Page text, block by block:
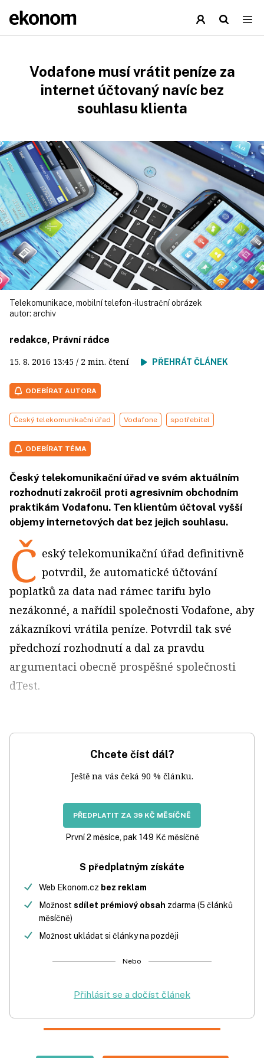
Vodafone musí vrátit peníze za
internet účtovaný navíc bez
souhlasu klienta
Telekomunikace, mobilní telefon - ilustrační obrázek
autor: archiv
redakce, Právní rádce
15. 8. 2016 13:45 / 2 min. čtení PŘEHRÁT ČLÁNEK
ODEBÍRAT AUTORA
Český telekomunikační úřad Vodafone spotřebitel
ODEBÍRAT TÉMA
Český telekomunikační úřad ve svém aktuálním
rozhodnutí zakročil proti agresivním obchodním
praktikám Vodafonu. Ten klientům účtoval vyšší
objemy internetových dat bez jejich souhlasu.
Č eský telekomunikační úřad definitivně
potvrdil, že automatické účtování
poplatků za data nad rámec tarifu bylo
nezákonné, a nařídil společnosti Vodafone, aby
zákazníkovi vrátila peníze. Potvrdil tak své
předchozí rozhodnutí a dal za pravdu
argumentaci obecně prospěšné společnosti
dTest.
Chcete číst dál?
Ještě na vás čeká 90 % článku.
PŘEDPLATIT ZA 39 KČ MĚSÍČNĚ
První 2 měsíce, pak 149 Kč měsíčně
S předplatným získáte
Web Ekonom.cz bez reklam
Možnost sdílet prémiový obsah zdarma (5 článků
měsíčně)
Možnost ukládat si články na později
Nebo
Přihlásit se a dočíst článek